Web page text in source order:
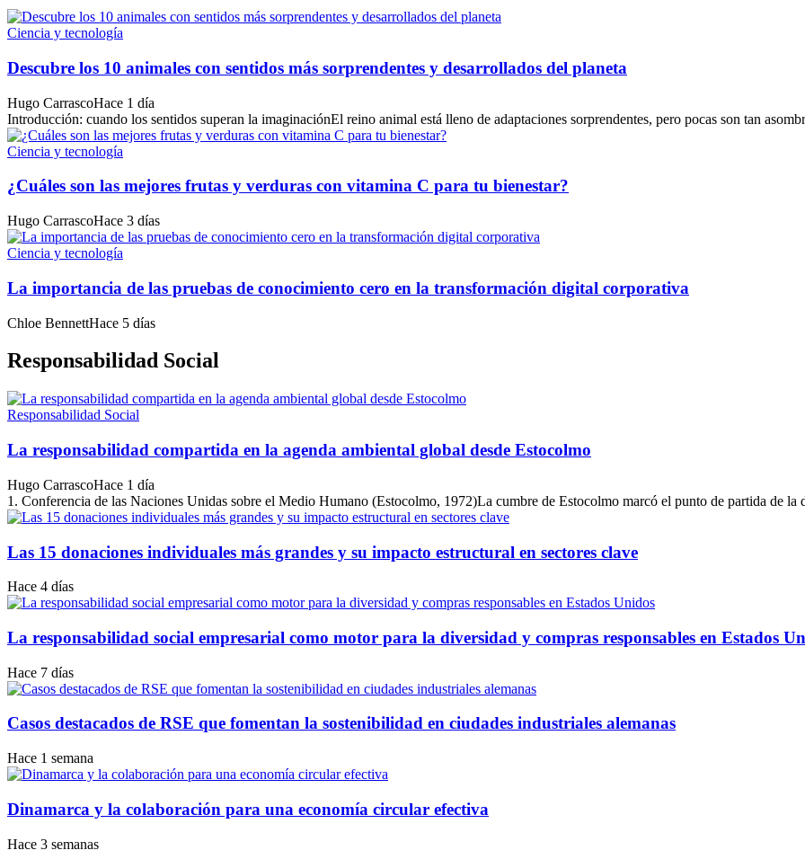
Ciencia y tecnología
Descubre los 10 animales con sentidos más sorprendentes y desarrollados del planeta
Hugo CarrascoHace 1 día
Introducción: cuando los sentidos superan la imaginaciónEl reino animal está lleno de adaptaciones sorprendentes, pero pocas son tan
Ciencia y tecnología
¿Cuáles son las mejores frutas y verduras con vitamina C para tu bienestar?
Hugo CarrascoHace 3 días
Ciencia y tecnología
La importancia de las pruebas de conocimiento cero en la transformación digital corporativa
Chloe BennettHace 5 días
Responsabilidad Social
Responsabilidad Social
La responsabilidad compartida en la agenda ambiental global desde Estocolmo
Hugo CarrascoHace 1 día
1. Conferencia de las Naciones Unidas sobre el Medio Humano (Estocolmo, 1972)La cumbre de Estocolmo marcó el punto de partida de la
Las 15 donaciones individuales más grandes y su impacto estructural en sectores clave
Hace 4 días
La responsabilidad social empresarial como motor para la diversidad y compras responsables en Estados
Hace 7 días
Casos destacados de RSE que fomentan la sostenibilidad en ciudades industriales alemanas
Hace 1 semana
Dinamarca y la colaboración para una economía circular efectiva
Hace 3 semanas